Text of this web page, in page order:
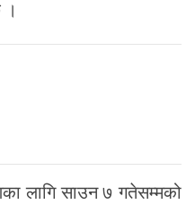
।
लागि साउन ७ गतेसम्मको